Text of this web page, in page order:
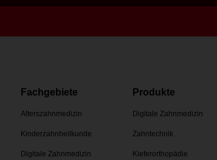
Fachgebiete
Alterszahnmedizin
Kinderzahnheilkunde
Digitale Zahnmedizin
Produkte
Digitale Zahnmedizin
Zahntechnik
Kieferorthopädie